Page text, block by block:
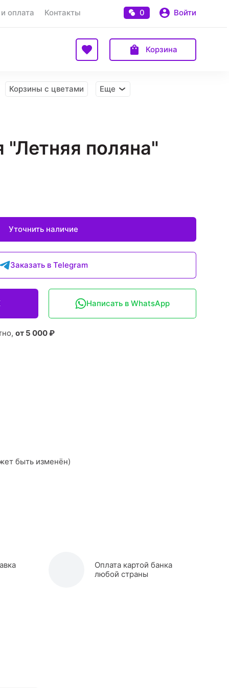
оплата Контакты 0 Войти
Корзина
Корзины с цветами Еще
поляна"
Уточнить наличие
Заказать в Telegram
Написать в WhatsApp
от 5 000 ₽
быть изменён)
Оплата картой банка
любой страны